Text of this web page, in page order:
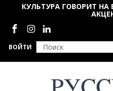
Перейти к основному
ВОЙТИ
КУЛЬТУРА ГОВОРИТ НА
Социальные сети